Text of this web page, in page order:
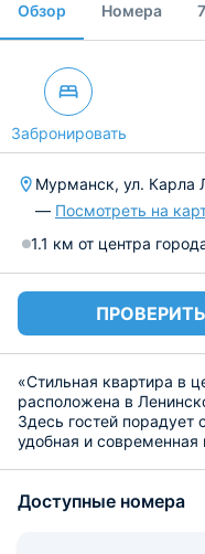
Обзор Номера
Забронировать
Мурманск, ул. Карла
— Посмотреть на
1.1 км от центра
«Стильная квартира в
расположена в
Здесь гостей порадует
удобная и
душевой кабиной.
Доступные номера